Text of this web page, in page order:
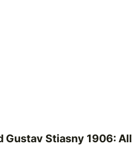
Gustav Stiasny 1906: